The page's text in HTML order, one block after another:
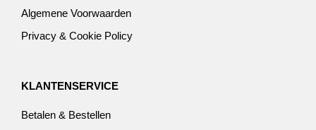
Algemene Voorwaarden
Privacy & Cookie Policy
KLANTENSERVICE
Betalen & Bestellen